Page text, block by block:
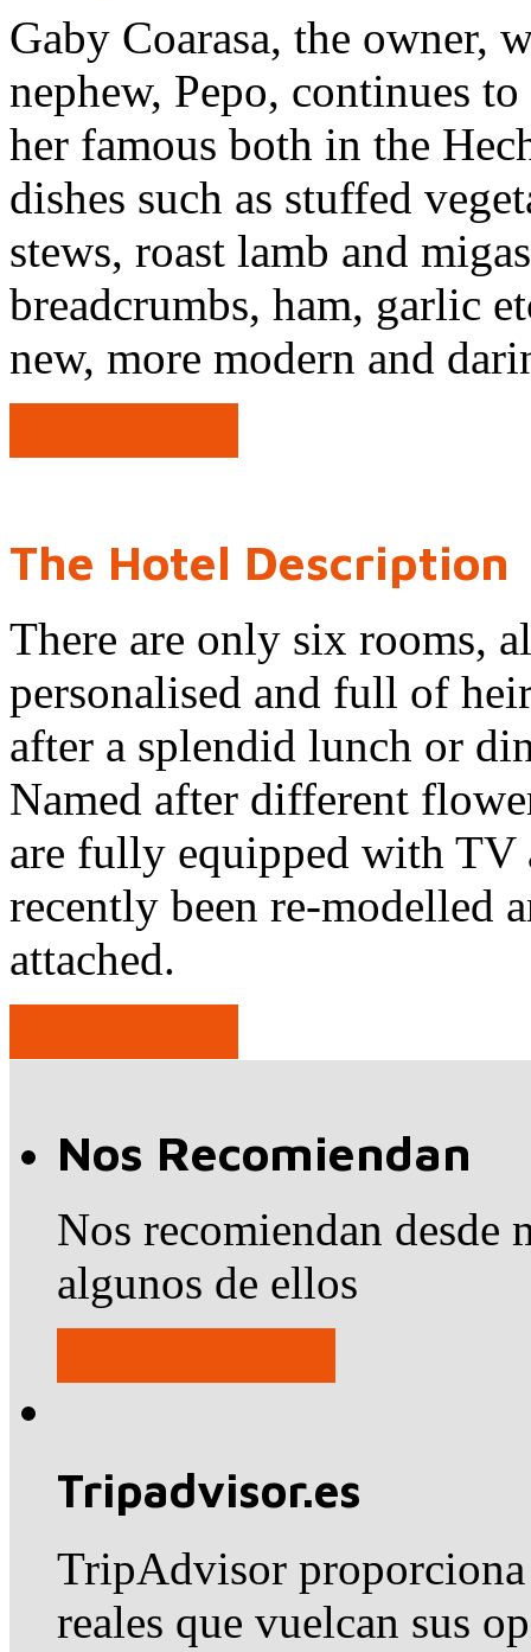
Gaby Coarasa, the owner,
nephew, Pepo, continues
her famous both in the
dishes such as stuffed
stews, roast lamb and
breadcrumbs, ham, garlic
new, more modern and
The Hotel Description
There are only six rooms,
personalised and full of
after a splendid lunch or
Named after different
are fully equipped with TV
recently been re-modelled
attached.
Nos Recomiendan
Nos recomiendan desde
algunos de ellos
Tripadvisor.es
TripAdvisor
reales que vuelcan sus